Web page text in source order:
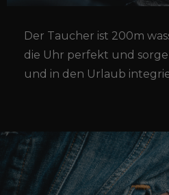
Der Taucher ist 200m
die Uhr perfekt und
und in den Urlaub